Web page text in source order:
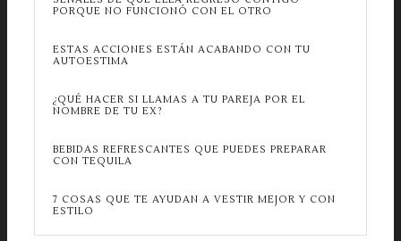
PORQUE NO FUNCIONÓ CON EL OTRO
ESTAS ACCIONES ESTÁN ACABANDO CON TU
AUTOESTIMA
¿QUÉ HACER SI LLAMAS A TU PAREJA POR EL
NOMBRE DE TU EX?
BEBIDAS REFRESCANTES QUE PUEDES PREPARAR
CON TEQUILA
7 COSAS QUE TE AYUDAN A VESTIR MEJOR Y CON
ESTILO